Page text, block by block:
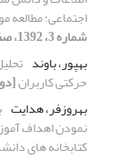
اجتماعی: مطالعه
شماره 3، 1392، صفحه 101-121]
بهپور، باوند
حرکتی کاربران[دوره 16، شماره
بهروزفر، هدایت
نمودن اهداف
کتابخانه های